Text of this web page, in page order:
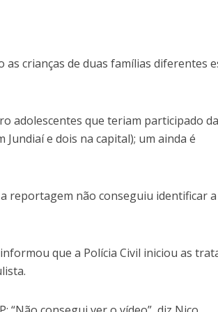
crianças de duas famílias diferentes
adolescentes que teriam participado da
e dois na capital); um ainda é
reportagem não conseguiu identificar a
que a Polícia Civil iniciou as